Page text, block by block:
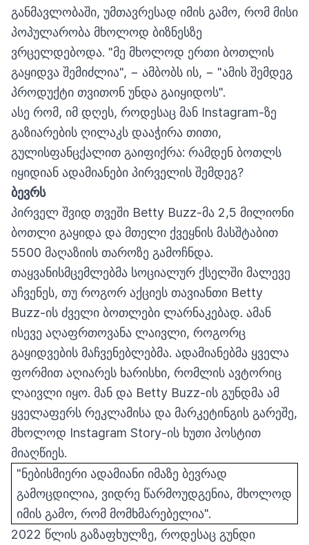
განმავლობაში, უმთავრესად იმის გამო, რომ მისი
პოპულარობა მხოლოდ ბიზნესზე
ვრცელდებოდა. "მე მხოლოდ ერთი ბოთლის
გაყიდვა შემიძლია", − ამბობს ის, − "ამის შემდეგ
პროდუქტი თვითონ უნდა გაიყიდოს".
ასე რომ, იმ დღეს, როდესაც მან Instagram-ზე
გაზიარების ღილაკს დააჭირა თითი,
გულისფანცქალით გაიფიქრა: რამდენ ბოთლს
იყიდიან ადამიანები პირველის შემდეგ?
ბევრს
პირველ შვიდ თვეში Betty Buzz-მა 2,5 მილიონი
ბოთლი გაყიდა და მთელი ქვეყნის მასშტაბით
5500 მაღაზიის თაროზე გამოჩნდა.
თაყვანისმცემლებმა სოციალურ ქსელში მალევე
აჩვენეს, თუ როგორ აქციეს თავიანთი Betty
Buzz-ის ძველი ბოთლები ლარნაკებად. ამან
ისევე აღაფრთოვანა ლაივლი, როგორც
გაყიდვების მაჩვენებლებმა. ადამიანებმა ყველა
ფორმით აღიარეს ხარისხი, რომლის ავტორიც
ლაივლი იყო. მან და Betty Buzz-ის გუნდმა ამ
ყველაფერს რეკლამისა და მარკეტინგის გარეშე,
მხოლოდ Instagram Story-ის ხუთი პოსტით
მიაღწიეს.
"ნებისმიერი ადამიანი იმაზე ბევრად
გამოცდილია, ვიდრე წარმოუდგენია, მხოლოდ
იმის გამო, რომ მომხმარებელია".
2022 წლის გაზაფხულზე, როდესაც გუნდი